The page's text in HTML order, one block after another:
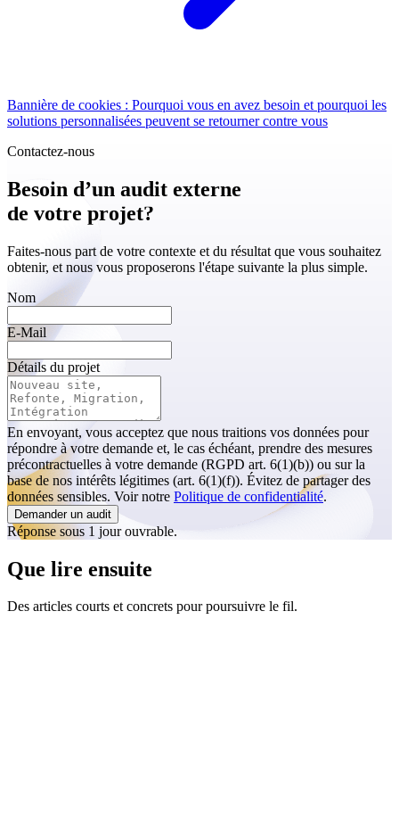
Bannière de cookies : Pourquoi vous en avez besoin et pourquoi les
solutions personnalisées peuvent se retourner contre vous
Contactez-nous
Besoin d’un audit externe
de votre projet?
Faites-nous part de votre contexte et du résultat que vous souhaitez
obtenir, et nous vous proposerons l'étape suivante la plus simple.
Nom
E-Mail
Détails du projet
En envoyant, vous acceptez que nous traitions vos données pour
répondre à votre demande et, le cas échéant, prendre des mesures
précontractuelles à votre demande (RGPD art. 6(1)(b)) ou sur la
base de nos intérêts légitimes (art. 6(1)(f)). Évitez de partager des
données sensibles. Voir notre Politique de confidentialité.
Demander un audit
Réponse sous 1 jour ouvrable.
Que lire ensuite
Des articles courts et concrets pour poursuivre le fil.